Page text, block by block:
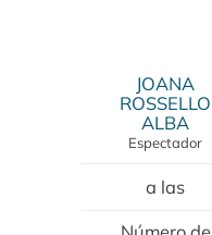
JOANA
ROSSELLO
ALBA
Espectador
a las